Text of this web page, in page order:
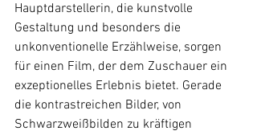
Hauptdarstellerin, die kunstvolle
Gestaltung und besonders die
unkonventionelle Erzählweise, sorgen
für einen Film, der dem Zuschauer ein
exzeptionelles Erlebnis bietet. Gerade
die kontrastreichen Bilder, von
Schwarzweißbilden zu kräftigen